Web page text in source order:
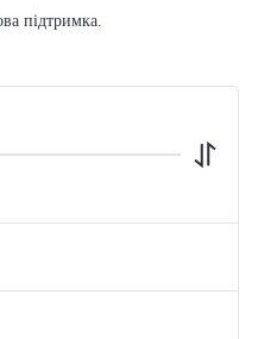
підтримка.